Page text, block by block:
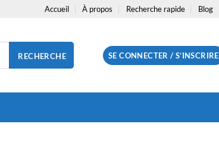
Accueil À propos Recherche rapide Blog
RECHERCHE SE CONNECTER / S’INSCRIRE